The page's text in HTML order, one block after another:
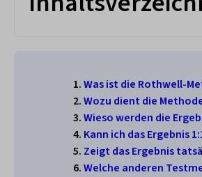
Was ist die Rothwell-
Wozu dient die
Wieso werden die
Kann ich das Ergebnis
Zeigt das Ergebnis
Welche anderen